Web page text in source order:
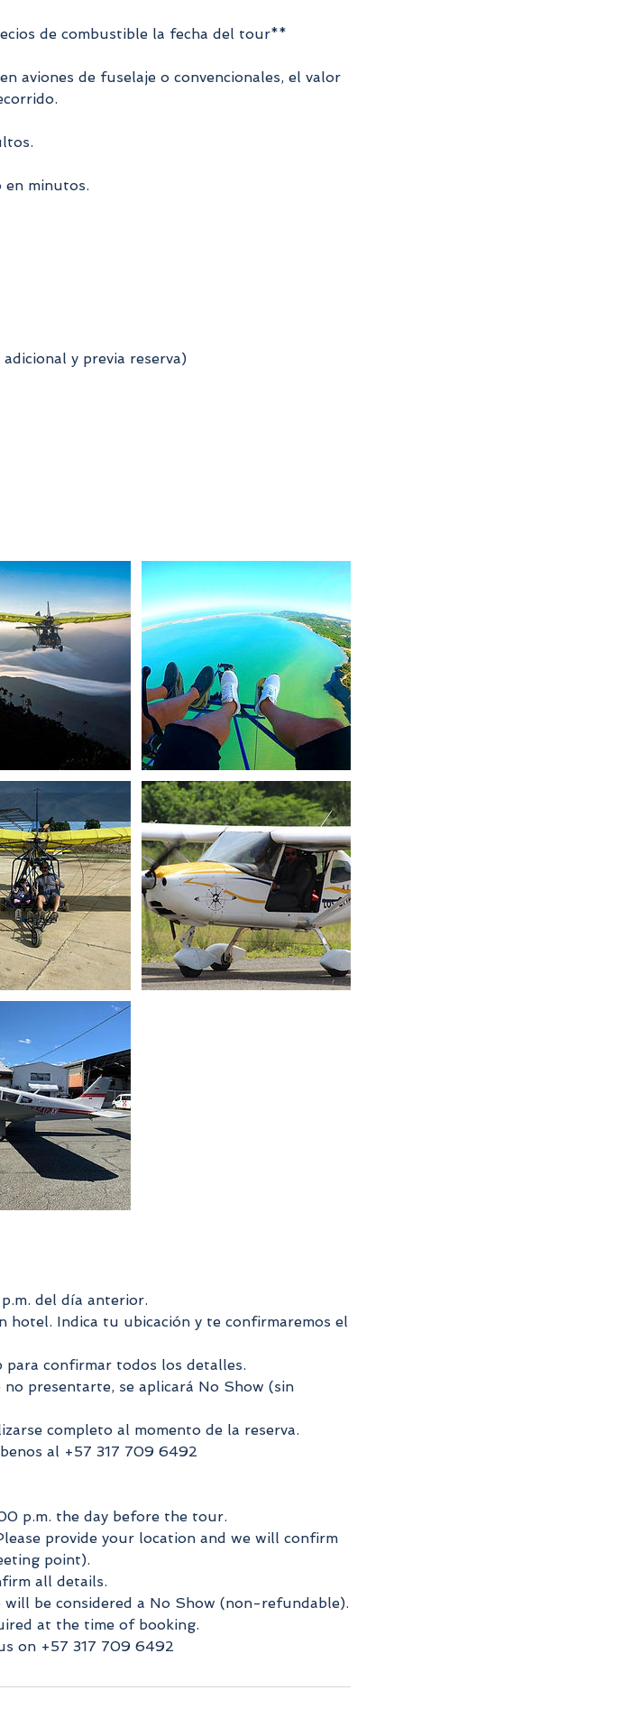
de combustible la fecha del tour**
aviones de fuselaje o convencionales, el valor
en minutos.
y previa reserva)
del día anterior.
hotel. Indica tu ubicación y te confirmaremos el
confirmar todos los detalles.
presentarte, se aplicará No Show (sin
completo al momento de la reserva.
al +57 317 709 6492
p.m. the day before the tour.
provide your location and we will confirm
point).
all details.
be considered a No Show (non-refundable).
at the time of booking.
on +57 317 709 6492